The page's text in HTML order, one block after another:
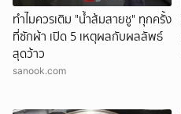
ทำไมควรเติม "น้ำส้มสายชู" ทุกครั้ง
ที่ซักผ้า เปิด 5 เหตุผลกับผลลัพธ์
สุดว้าว
sanook.com